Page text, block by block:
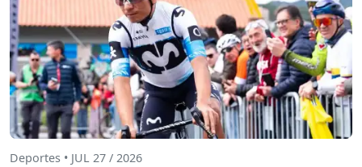
Deportes • JUL 27 / 2026